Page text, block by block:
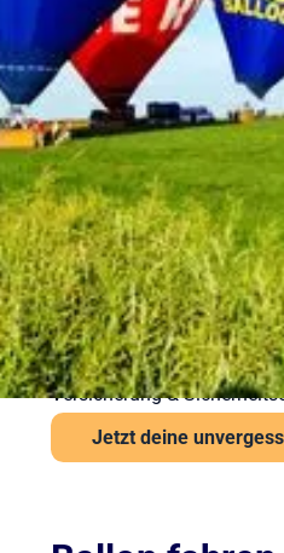
Sicherheit
Ballonfahrt –
vorbereitet
Sicherheit steht bei
Stelle. Jede Ballonfahrt
Wetterlage statt. Unsere
Sicht vor jedem Start über
Wichtige Hinweise:
Ab 6 Jahren und
Kein besonderes
festes empfohlen
Auch bei leichter
Versicherung &
Jetzt deine